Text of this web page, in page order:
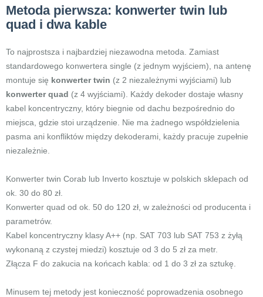
Metoda pierwsza: konwerter twin lub
quad i dwa kable
To najprostsza i najbardziej niezawodna metoda. Zamiast
standardowego konwertera single (z jednym wyjściem), na antenę
montuje się konwerter twin (z 2 niezależnymi wyjściami) lub
konwerter quad (z 4 wyjściami). Każdy dekoder dostaje własny
kabel koncentryczny, który biegnie od dachu bezpośrednio do
miejsca, gdzie stoi urządzenie. Nie ma żadnego współdzielenia
pasma ani konfliktów między dekoderami, każdy pracuje zupełnie
niezależnie.
Konwerter twin Corab lub Inverto kosztuje w polskich sklepach od
ok. 30 do 80 zł.
Konwerter quad od ok. 50 do 120 zł, w zależności od producenta i
parametrów.
Kabel koncentryczny klasy A++ (np. SAT 703 lub SAT 753 z żyłą
wykonaną z czystej miedzi) kosztuje od 3 do 5 zł za metr.
Złącza F do zakucia na końcach kabla: od 1 do 3 zł za sztukę.
Minusem tej metody jest konieczność poprowadzenia osobnego